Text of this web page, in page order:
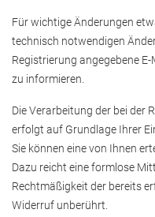
Für wichtige Änderungen
technisch notwendigen
Registrierung angegebene
zu informieren.
Die Verarbeitung der bei der
erfolgt auf Grundlage Ihrer
Sie können eine von Ihnen
Dazu reicht eine formlose
Rechtmäßigkeit der bereits
Widerruf unberührt.